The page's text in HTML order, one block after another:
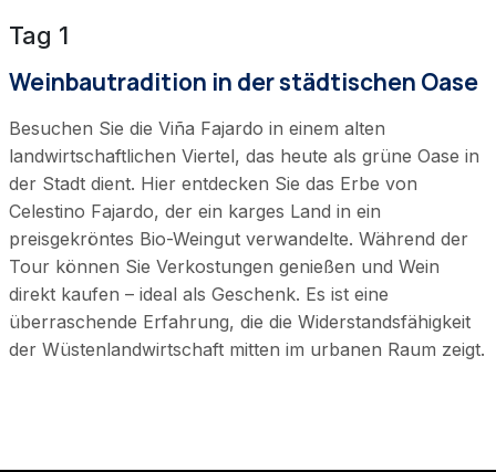
Tag 1
Weinbautradition in der städtischen Oase
Besuchen Sie die Viña Fajardo in einem alten
landwirtschaftlichen Viertel, das heute als grüne Oase in
der Stadt dient. Hier entdecken Sie das Erbe von
Celestino Fajardo, der ein karges Land in ein
preisgekröntes Bio-Weingut verwandelte. Während der
Tour können Sie Verkostungen genießen und Wein
direkt kaufen – ideal als Geschenk. Es ist eine
überraschende Erfahrung, die die Widerstandsfähigkeit
der Wüstenlandwirtschaft mitten im urbanen Raum zeigt.